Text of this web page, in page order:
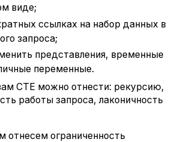
виде;
ссылках на набор данных в
запроса;
представления, временные
переменные.
CTE можно отнести: рекурсию,
работы запроса, лаконичность
отнесем ограниченность